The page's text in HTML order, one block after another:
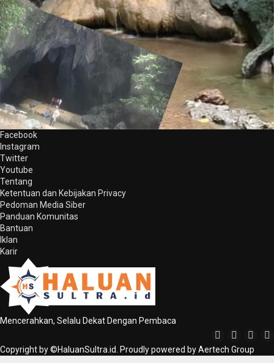
Facebook
Instagram
Twitter
Youtube
Tentang
Ketentuan dan Kebijakan Privacy
Pedoman Media Siber
Panduan Komunitas
Bantuan
Iklan
Karir
Mencerahkan, Selalu Dekat Dengan Pembaca
Copyright by ©HaluanSultra.id. Proudly powered by Aertech Group